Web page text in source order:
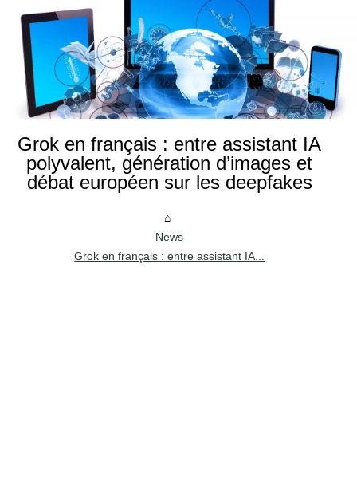
Grok en français : entre assistant IA
polyvalent, génération d’images et
débat européen sur les deepfakes
News
Grok en français : entre assistant IA...